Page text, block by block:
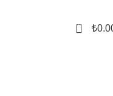
0 ₺